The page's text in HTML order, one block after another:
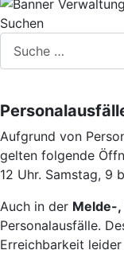
Suchen
Aufgrund von
gelten folgende
12 Uhr. Samstag, 9
Auch in der Melde-,
Personalausfälle.
Erreichbarkeit